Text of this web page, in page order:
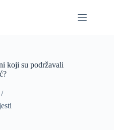
koji su podržavali